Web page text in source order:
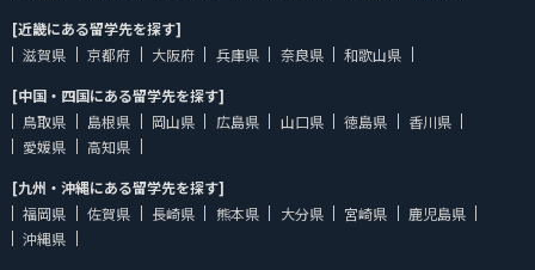
[近畿にある留学先を探す]
滋賀県
京都府 大阪府 兵庫県 奈良県
和歌山県
[中国・四国にある留学先を探す]
鳥取県
島根県 岡山県 広島県 山口県 徳島県
香川県
愛媛県
高知県
[九州・沖縄にある留学先を探す]
福岡県
佐賀県 長崎県 熊本県 大分県 宮崎県
鹿児島県
沖縄県